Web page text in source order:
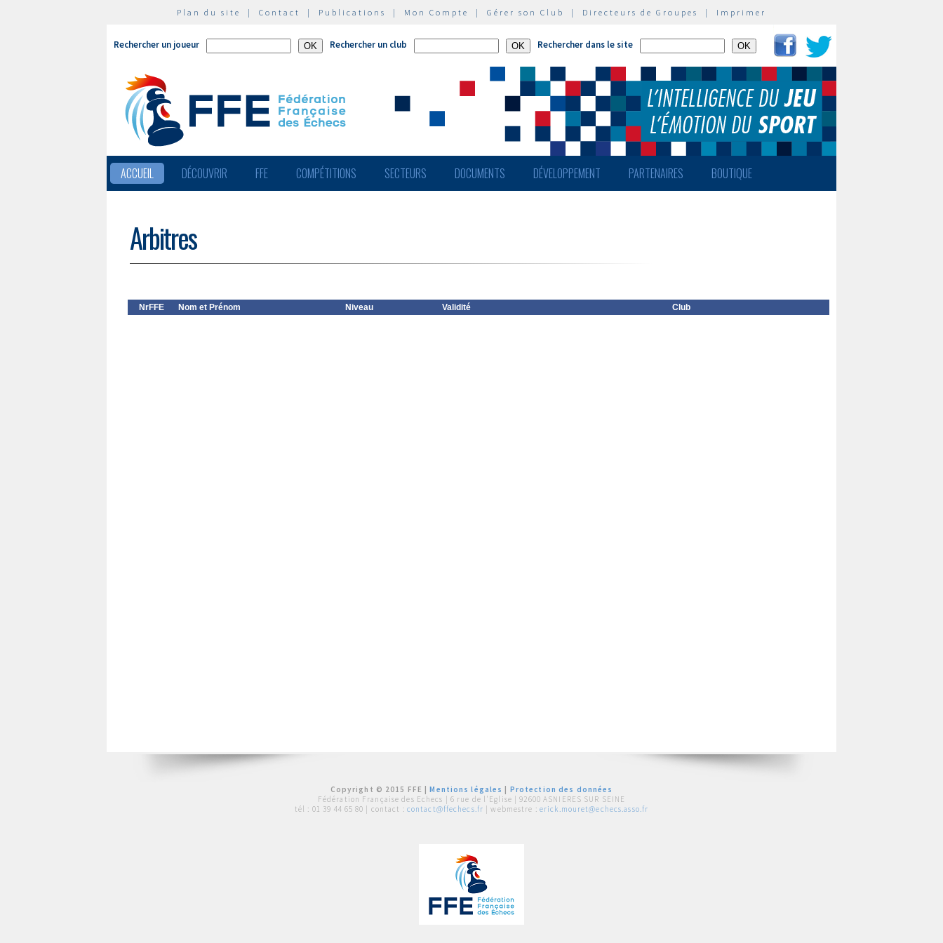
Plan du site | Contact | Publications | Mon Compte | Gérer son Club | Directeurs de Groupes | Imprimer
Rechercher un joueur Rechercher un club Rechercher dans le site
ACCUEIL DÉCOUVRIR FFE COMPÉTITIONS SECTEURS DOCUMENTS DÉVELOPPEMENT PARTENAIRES BOUTIQUE
Arbitres
NrFFE Nom et Prénom Niveau Validité Club
Copyright © 2015 FFE |Mentions légales
Protection des données
Fédération Française des Echecs | 6 rue de l'Eglise | 92600 ASNIERES SUR SEINE
tél : 01 39 44 65 80 | contact : contact@ffechecs.fr | webmestre : erick.mouret@echecs.asso.fr